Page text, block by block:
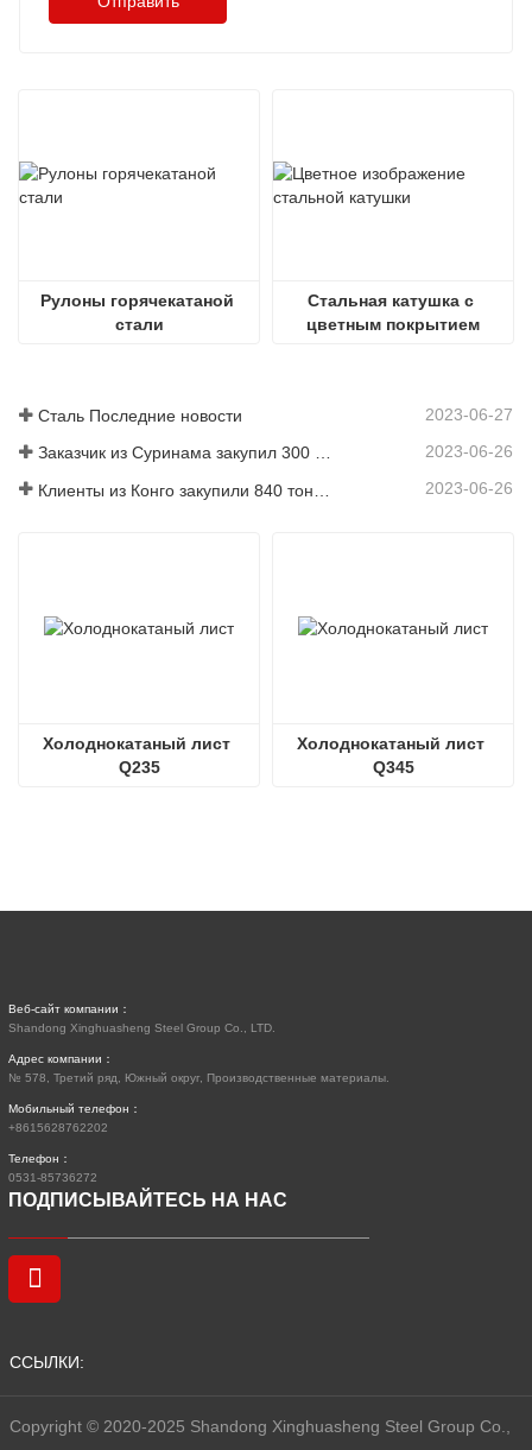
Рулоны горячекатаной
стали
Стальная катушка с
цветным покрытием
Сталь Последние новости 2023-06-27
Заказчик из Суринама закупил 300 тонн арматуры 2023-06-26
2023-06-26
Холоднокатаный лист
Q235
Холоднокатаный лист
Q345
Веб-сайт компании：
Shandong Xinghuasheng Steel Group Co., LTD.
Адрес компании：
№ 578, Третий ряд, Южный округ, Производственные материалы.
Мобильный телефон：
+8615628762202
Телефон：
0531-85736272
ПОДПИСЫВАЙТЕСЬ НА НАС
ССЫЛКИ:
Copyright © 2020-2025 Shandong Xinghuasheng Steel Group Co.,